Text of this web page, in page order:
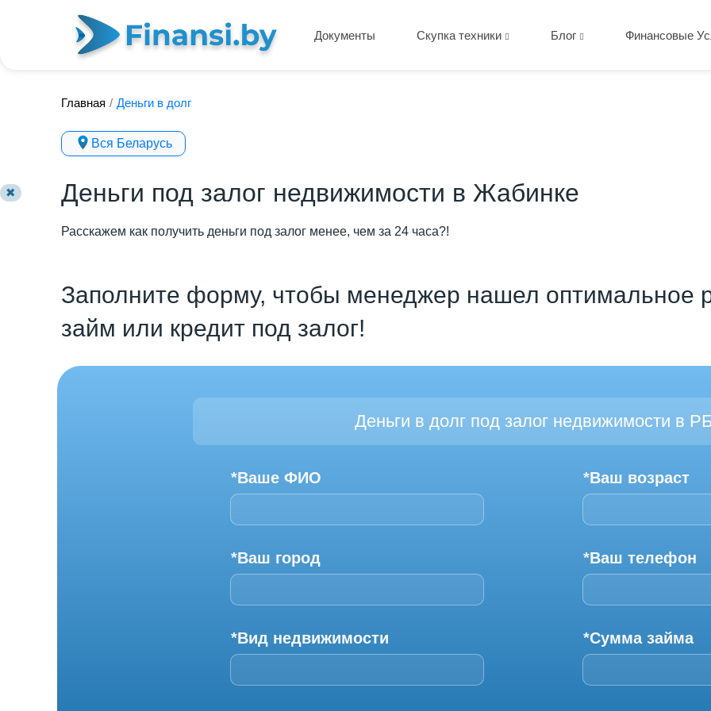
Документы Скупка техники Блог Финансовые
✖
Главная / Деньги в долг
Вся Беларусь
Деньги под залог недвижимости в Жабинке
Расскажем как получить деньги под залог менее, чем за 24 часа?!
Заполните форму, чтобы менеджер нашел оптимальное
займ или кредит под залог!
Деньги в долг под залог недвижимости в
*Ваше ФИО *Ваш возраст
*Ваш город *Ваш телефон
*Вид недвижимости *Сумма займа